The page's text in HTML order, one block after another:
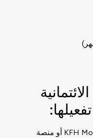
قم بتسجيل الدخول إلى تطبيق KFH Mobile أو منصة